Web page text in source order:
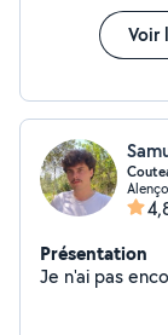
Voir
Présentation